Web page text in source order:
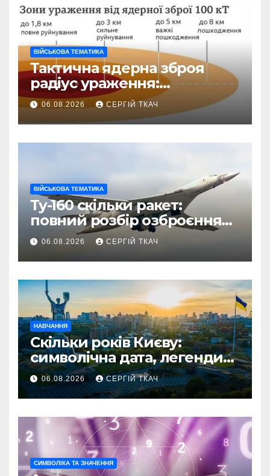
ВІЙСЬКОВА ТЕМАТИКА
Тактична ядерна зброя
радіус ураження:
детальний розбір зон
знищення
06.08.2026 СЕРГІЙ ТКАЧ
ВІЙСЬКОВА ТЕМАТИКА
Ту-160 скільки ракет:
повний розбір озброєння
стратегічного
бомбардувальника
06.08.2026 СЕРГІЙ ТКАЧ
НАВЧАННЯ
Скільки років Києву:
символічна дата, легенди
та те, що кажуть історики
06.08.2026 СЕРГІЙ ТКАЧ
СИМВОЛІКА ТА ЗНАЧЕННЯ